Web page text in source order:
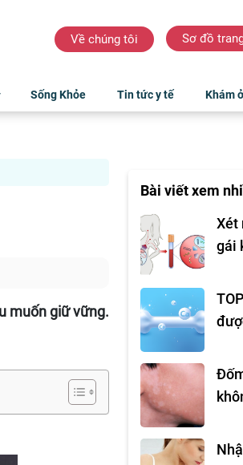
Về chúng tôi Sơ đồ
Sống Khỏe Tin tức y tế Khám
muốn giữ vững.
Bài viết xem
Xét
gái